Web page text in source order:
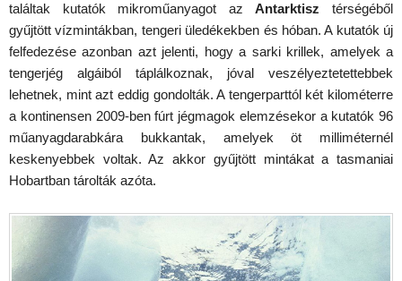
találtak kutatók mikroműanyagot azAntarktisz térségéből
gyűjtött vízmintákban, tengeri üledékekben és hóban. A kutatók új
felfedezése azonban azt jelenti, hogy a sarki krillek, amelyek a
tengerjég algáiból táplálkoznak, jóval veszélyeztetettebbek
lehetnek, mint azt eddig gondolták. A tengerparttól két kilométerre
a kontinensen 2009-ben fúrt jégmagok elemzésekor a kutatók 96
műanyagdarabkára bukkantak, amelyek öt milliméternél
keskenyebbek voltak. Az akkor gyűjtött mintákat a tasmaniai
Hobartban tárolták azóta.